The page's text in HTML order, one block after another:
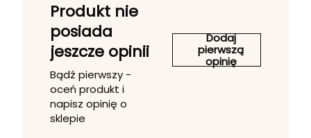
Produkt nie
posiada
jeszcze opinii
Bądź pierwszy -
oceń produkt i
napisz opinię o
sklepie
Dodaj
pierwszą
opinię